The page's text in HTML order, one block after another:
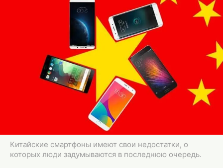
Китайские смартфоны имеют свои недостатки, о
которых люди задумываются в последнюю очередь.